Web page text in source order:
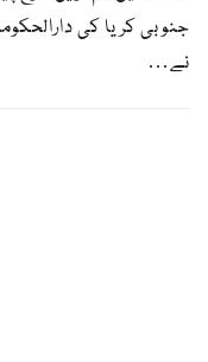
جنوبی کریا کی
نے…